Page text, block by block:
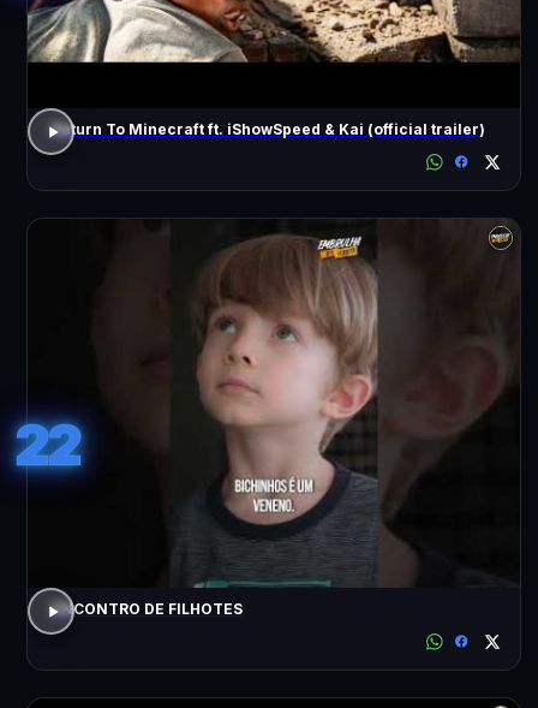
Return To Minecraft ft. iShowSpeed & Kai (official trailer)
22
ENCONTRO DE FILHOTES